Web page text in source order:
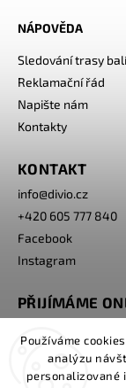
Používáme
analýzu
personalizované
NÁPOVĚDA
Sledování trasy
Reklamační řád
Napište nám
Kontakty
KONTAKT
info@divio.cz
+420 605 777 840
Facebook
Instagram
PŘIJÍMÁME